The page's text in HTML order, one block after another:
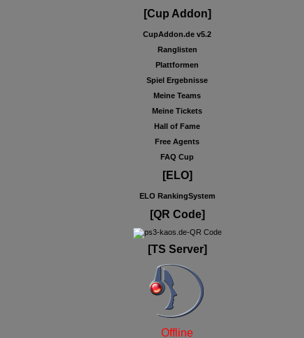
[Cup Addon]
CupAddon.de v5.2
Ranglisten
Plattformen
Spiel Ergebnisse
Meine Teams
Meine Tickets
Hall of Fame
Free Agents
FAQ Cup
[ELO]
ELO RankingSystem
[QR Code]
[TS Server]
Offline